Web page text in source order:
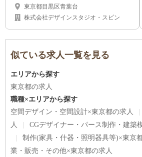
東京都目黒区青葉台
株式会社デザインスタジオ・スピン
似ている求人一覧を見る
エリアから探す
東京都の求人
職種×エリアから探す
空間デザイン・空間設計×東京都の求人
人
CGデザイナー・パース制作・建築
制作(家具・什器・照明器具等)×東京
業・販売・その他×東京都の求人